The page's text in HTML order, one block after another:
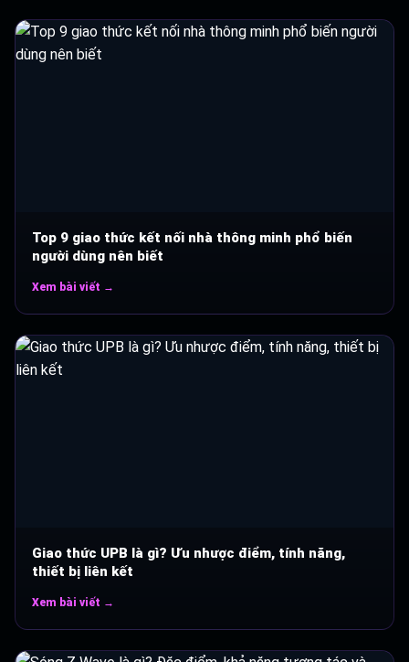
Top 9 giao thức kết nối nhà thông minh phổ biến
người dùng nên biết
Xem bài viết →
Giao thức UPB là gì? Ưu nhược điểm, tính năng,
thiết bị liên kết
Xem bài viết →